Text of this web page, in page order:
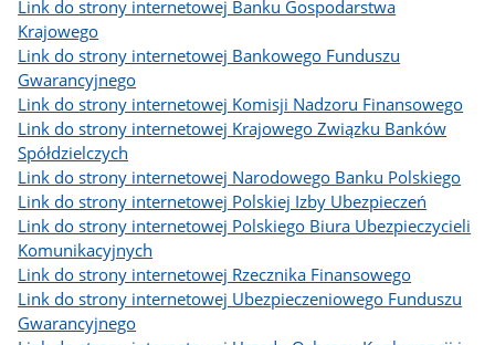
Link do strony internetowej Banku Gospodarstwa
Krajowego
Link do strony internetowej Bankowego Funduszu
Gwarancyjnego
Link do strony internetowej Komisji Nadzoru Finansowego
Link do strony internetowej Krajowego Związku Banków
Spółdzielczych
Link do strony internetowej Narodowego Banku Polskiego
Link do strony internetowej Polskiej Izby Ubezpieczeń
Link do strony internetowej Polskiego Biura Ubezpieczycieli
Komunikacyjnych
Link do strony internetowej Rzecznika Finansowego
Link do strony internetowej Ubezpieczeniowego Funduszu
Gwarancyjnego